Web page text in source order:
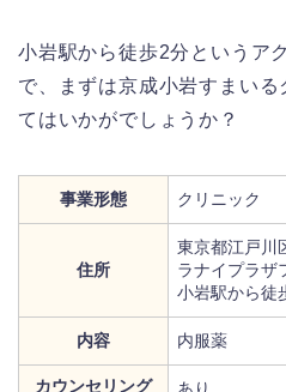
小岩駅から徒歩2分というア
で、まずは京成小岩すまい
てはいかがでしょうか？
事業形態 クリニック
住所
東京都江戸川
ラナイプラザ
小岩駅から徒
内容 内服薬
カウンセリング
あり